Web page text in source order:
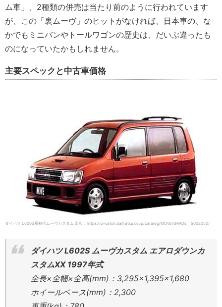
ム車」、2種類の併売は当たり前のように行われています
が、この「裏ムーヴ」のヒットがなければ、日本車の、な
かでもミニバンやトールワゴンの歴史は、だいぶ違ったも
のになっていたかもしれません。
主要スペックと中古車価格
ダイハツ L600S系初代ムーヴカスタム 出典：https://u-catch.daihatsu.co.jp/catalog/MOVE/GRADE__5002050/
ダイハツ L602S ムーヴカスタム エアロダウンカ
スタムXX 1997年式
全長×全幅×全高(mm)：3,295×1,395×1,680
ホイールベース(mm)：2,300